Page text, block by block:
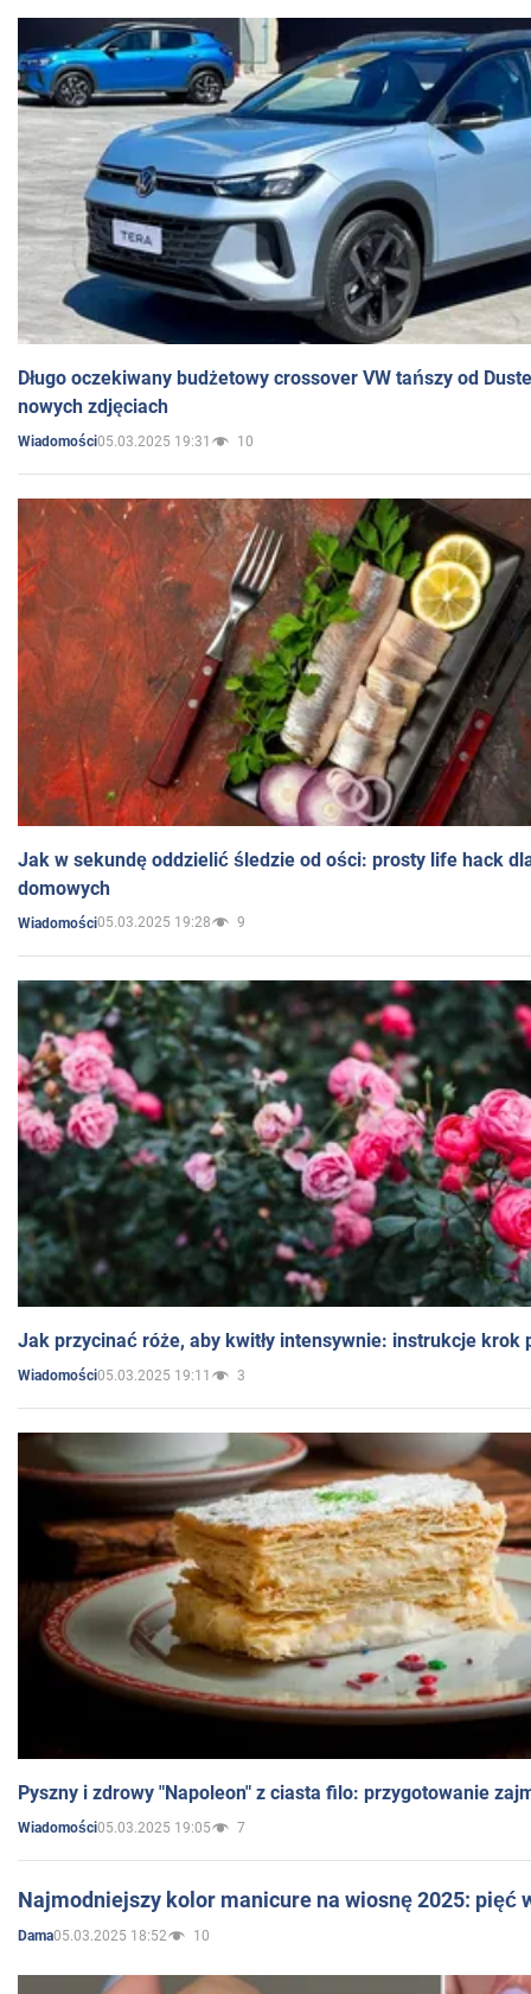
Długo oczekiwany budżetowy crossover VW tańszy od
nowych zdjęciach
Wiadomości05.03.2025 19:31 10
Jak w sekundę oddzielić śledzie od ości: prosty life hack
domowych
Wiadomości05.03.2025 19:28 9
Jak przycinać róże, aby kwitły intensywnie: instrukcje krok
Wiadomości05.03.2025 19:11 3
Pyszny i zdrowy "Napoleon" z ciasta filo: przygotowanie
Wiadomości05.03.2025 19:05 7
Najmodniejszy kolor manicure na wiosnę 2025: pięć
Dama05.03.2025 18:52 10